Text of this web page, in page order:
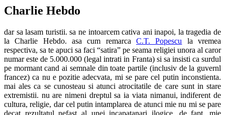
Charlie Hebdo
dar sa lasam turistii. sa ne intoarcem cativa ani inapoi, la tragedia de
la Charlie Hebdo. asa cum remarca C.T. Popescu la vremea
respectiva, sa te apuci sa faci “satira” pe seama religiei unora al caror
numar este de 5.000.000 (legal intrati in Franta) si sa insisti ca surdul
pe mormant cand ai semnale din toate partile (inclusiv de la guvernl
francez) ca nu e pozitie adecvata, mi se pare cel putin inconstienta.
mai ales ca se cunosteau si atunci atrocitatile de care sunt in stare
extremistii. nu are nimeni dreptul sa ia viata nimanui, indiferent de
cultura, religie, dar cel putin intamplarea de atunci mie nu mi se pare
decat rezultatul nefast al unei incapatanari ilogice. de fapt, mie